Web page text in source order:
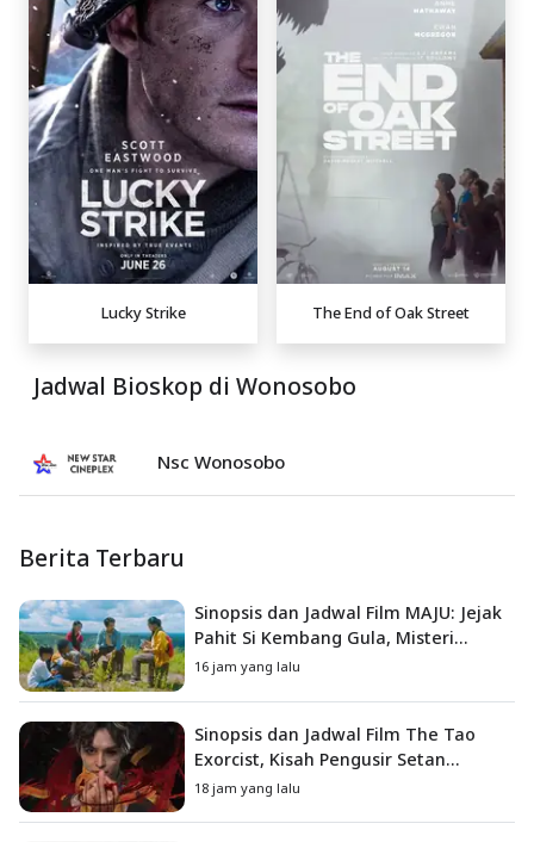
Lucky Strike The End of Oak Street
Jadwal Bioskop di Wonosobo
Nsc Wonosobo
Berita Terbaru
Sinopsis dan Jadwal Film MAJU: Jejak
Pahit Si Kembang Gula, Misteri
Hilangnya Bagas di Lokasi Jambore
16 jam yang lalu
Sinopsis dan Jadwal Film The Tao
Exorcist, Kisah Pengusir Setan
Melawan Kutukan Mematikan
18 jam yang lalu